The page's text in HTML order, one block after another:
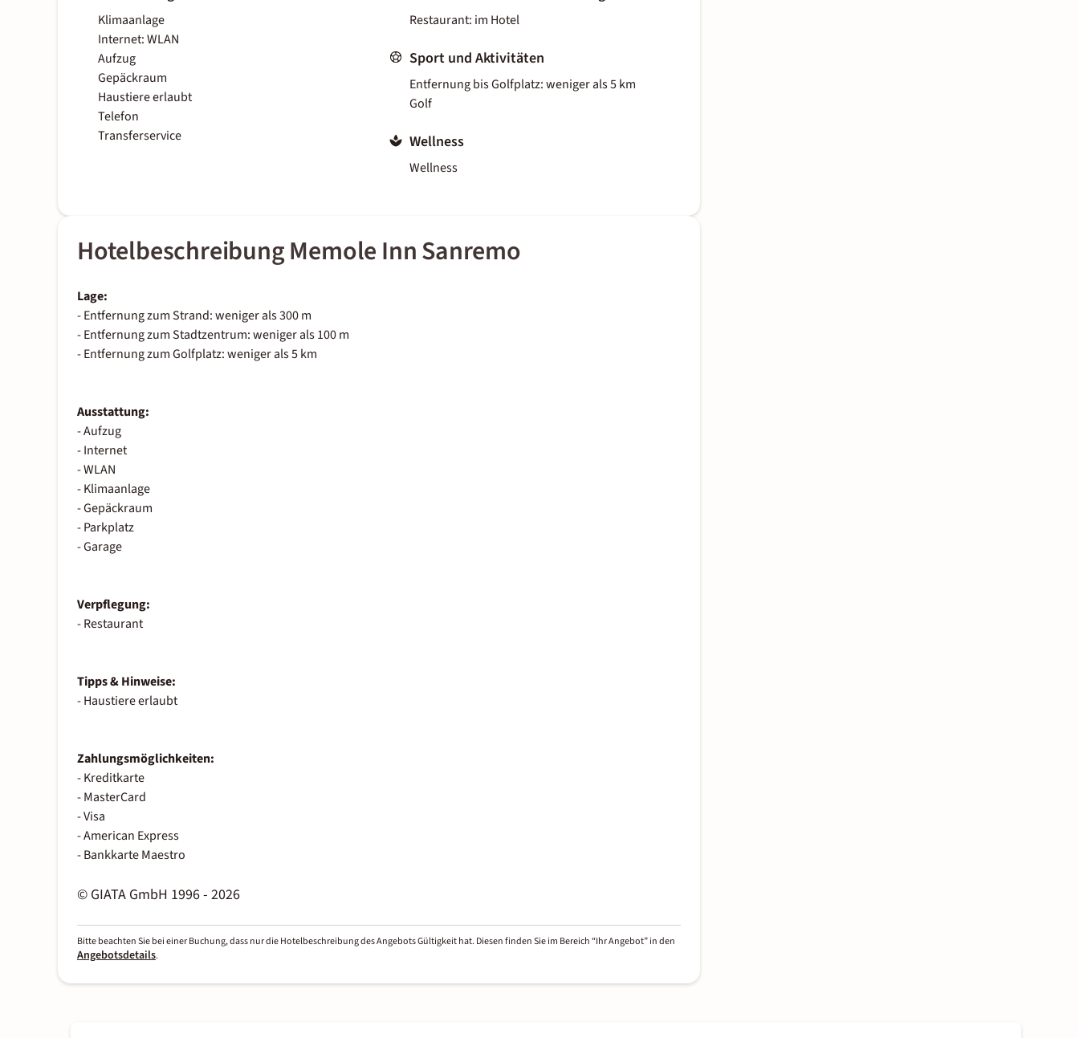
Klimaanlage
Internet: WLAN
Aufzug
Gepäckraum
Haustiere erlaubt
Telefon
Transferservice
Restaurant: im Hotel
Sport und Aktivitäten
Entfernung bis Golfplatz: weniger als 5 km
Golf
Wellness
Wellness
Hotelbeschreibung Memole Inn Sanremo
Lage:
- Entfernung zum Strand: weniger als 300 m
- Entfernung zum Stadtzentrum: weniger als 100 m
- Entfernung zum Golfplatz: weniger als 5 km
Ausstattung:
- Aufzug
- Internet
- WLAN
- Klimaanlage
- Gepäckraum
- Parkplatz
- Garage
Verpflegung:
- Restaurant
Tipps & Hinweise:
- Haustiere erlaubt
Zahlungsmöglichkeiten:
- Kreditkarte
- MasterCard
- Visa
- American Express
- Bankkarte Maestro
© GIATA GmbH 1996 - 2026
Bitte beachten Sie bei einer Buchung, dass nur die Hotelbeschreibung des Angebots Gültigkeit hat. Diesen finden Sie im Bereich “Ihr Angebot” in den
Angebotsdetails.